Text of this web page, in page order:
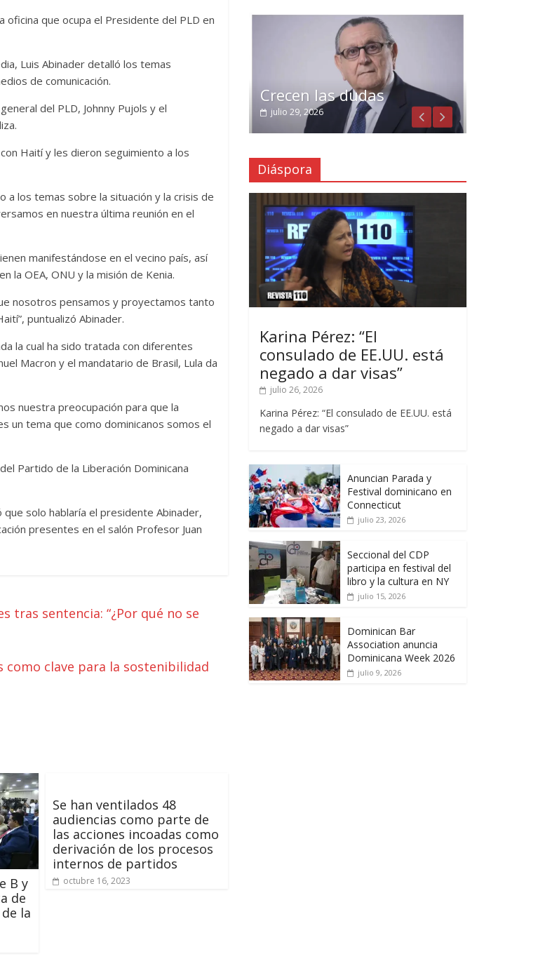
oficina que ocupa el Presidente del PLD en
Luis Abinader detalló los temas
de comunicación.
del PLD, Johnny Pujols y el
Haití y les dieron seguimiento a los
a los temas sobre la situación y la crisis de
en nuestra última reunión en el
manifestándose en el vecino país, así
la OEA, ONU y la misión de Kenia.
nosotros pensamos y proyectamos tanto
puntualizó Abinader.
la cual ha sido tratada con diferentes
Macron y el mandatario de Brasil, Lula da
nuestra preocupación para que la
un tema que como dominicanos somos el
Partido de la Liberación Dominicana
solo hablaría el presidente Abinader,
presentes en el salón Profesor Juan
tras sentencia: “¿Por qué no se
clave para la sostenibilidad
B y
de
la
Se han ventilados 48
audiencias como parte de
las acciones incoadas como
derivación de los procesos
internos de partidos
octubre 16, 2023
Crecen las dudas
julio 29, 2026
Diáspora
Karina Pérez: “El
consulado de EE.UU. está
negado a dar visas”
julio 26, 2026
Karina Pérez: “El consulado de EE.UU. está
negado a dar visas”
Anuncian Parada y
Festival dominicano en
Connecticut
julio 23, 2026
Seccional del CDP
participa en festival del
libro y la cultura en NY
julio 15, 2026
Dominican Bar
Association anuncia
Dominicana Week 2026
julio 9, 2026